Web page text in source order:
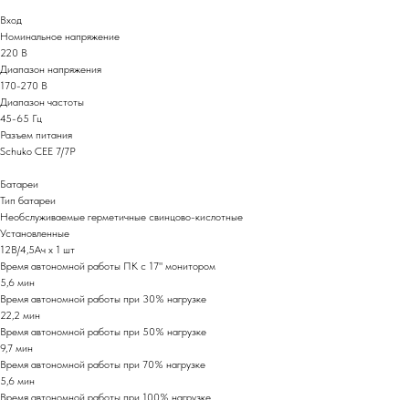
Вход
Номинальное напряжение
220 В
Диапазон напряжения
170-270 В
Диапазон частоты
45-65 Гц
Разъем питания
Schuko CEE 7/7P
Батареи
Тип батареи
Необслуживаемые герметичные свинцово-кислотные
Установленные
12В/4,5Ач х 1 шт
Время автономной работы ПК с 17" монитором
5,6 мин
Время автономной работы при 30% нагрузке
22,2 мин
Время автономной работы при 50% нагрузке
9,7 мин
Время автономной работы при 70% нагрузке
5,6 мин
Время автономной работы при 100% нагрузке